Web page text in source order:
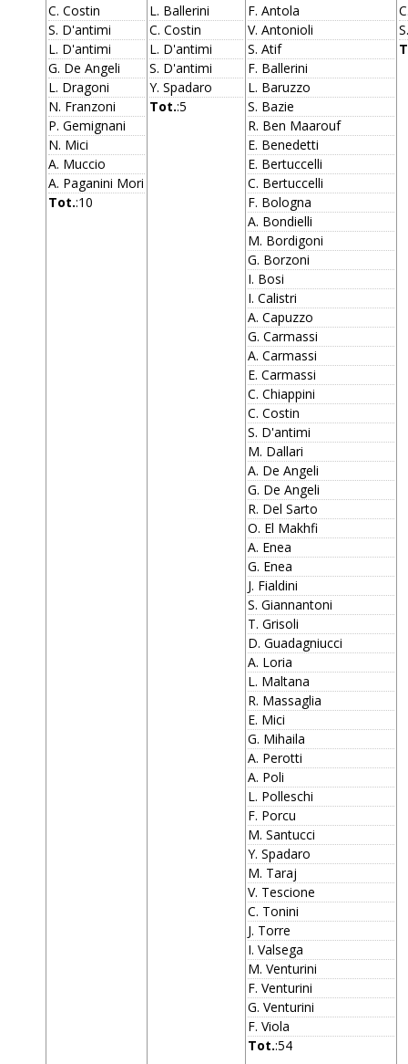
C. Costin
S. D'antimi
L. D'antimi
G. De Angeli
L. Dragoni
N. Franzoni
P. Gemignani
N. Mici
A. Muccio
A. Paganini Mori
Tot.:10
L. Ballerini
C. Costin
L. D'antimi
S. D'antimi
Y. Spadaro
Tot.:5
F. Antola
V. Antonioli
S. Atif
F. Ballerini
L. Baruzzo
S. Bazie
R. Ben Maarouf
E. Benedetti
E. Bertuccelli
C. Bertuccelli
F. Bologna
A. Bondielli
M. Bordigoni
G. Borzoni
I. Bosi
I. Calistri
A. Capuzzo
G. Carmassi
A. Carmassi
E. Carmassi
C. Chiappini
C. Costin
S. D'antimi
M. Dallari
A. De Angeli
G. De Angeli
R. Del Sarto
O. El Makhfi
A. Enea
G. Enea
J. Fialdini
S. Giannantoni
T. Grisoli
D. Guadagniucci
A. Loria
L. Maltana
R. Massaglia
E. Mici
G. Mihaila
A. Perotti
A. Poli
L. Polleschi
F. Porcu
M. Santucci
Y. Spadaro
M. Taraj
V. Tescione
C. Tonini
J. Torre
I. Valsega
M. Venturini
F. Venturini
G. Venturini
F. Viola
Tot.:54